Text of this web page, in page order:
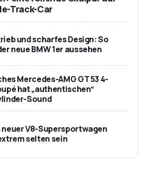
Track-Car
und scharfes Design: So
neue BMW 1er aussehen
Mercedes-AMG GT 53 4-
hat „authentischen“
Sound
V8-Supersportwagen
selten sein